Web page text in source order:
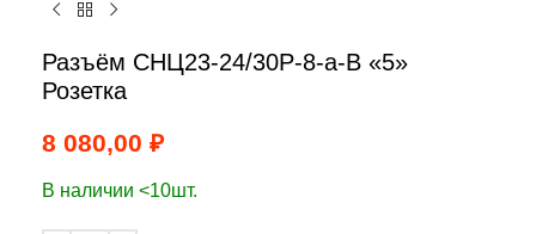
Разъём СНЦ23-24/30Р-8-а-В «5»
Розетка
8 080,00 ₽
В наличии <10шт.